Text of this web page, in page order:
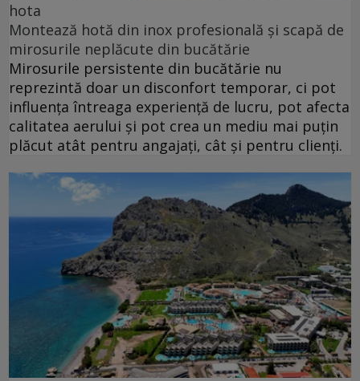
hota
Montează hotă din inox profesională și scapă de
mirosurile neplăcute din bucătărie
Mirosurile persistente din bucătărie nu
reprezintă doar un disconfort temporar, ci pot
influența întreaga experiență de lucru, pot afecta
calitatea aerului și pot crea un mediu mai puțin
plăcut atât pentru angajați, cât și pentru clienți.